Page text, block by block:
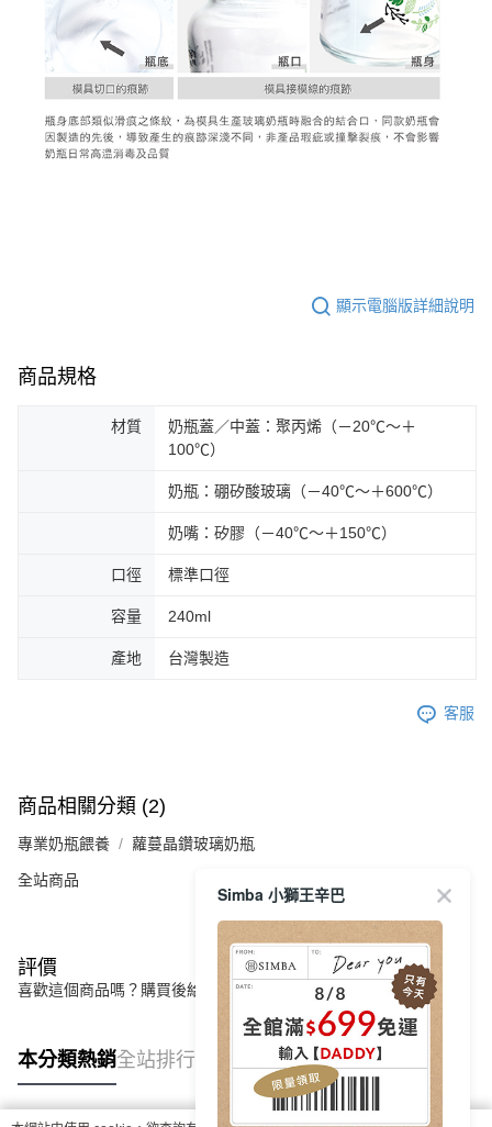
顯示電腦版詳細說明
商品規格
材質
奶瓶蓋／中蓋：聚丙烯（－20℃～＋
100℃）
奶瓶：硼矽酸玻璃（－40℃～＋600℃）
奶嘴：矽膠（－40℃～＋150℃）
口徑 標準口徑
容量 240ml
產地 台灣製造
客服
商品相關分類 (2)
專業奶瓶餵養 蘿蔓晶鑽玻璃奶瓶
全站商品
評價
喜歡這個商品嗎？購買後給他一個好評吧
本分類熱銷全站排行
Simba 小獅王辛巴